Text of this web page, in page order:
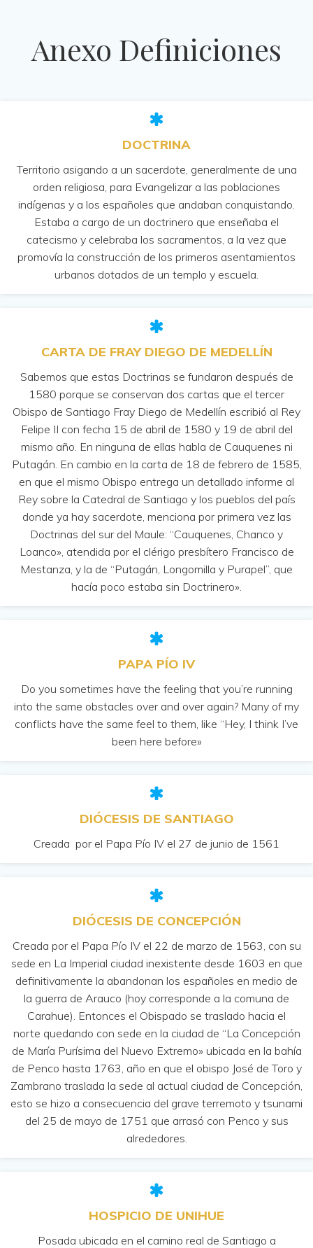
Anexo Definiciones
DOCTRINA
Territorio asigando a un sacerdote, generalmente de una
orden religiosa, para Evangelizar a las poblaciones
indígenas y a los españoles que andaban conquistando.
Estaba a cargo de un doctrinero que enseñaba el
catecismo y celebraba los sacramentos, a la vez que
promovía la construcción de los primeros asentamientos
urbanos dotados de un templo y escuela.
CARTA DE FRAY DIEGO DE MEDELLÍN
Sabemos que estas Doctrinas se fundaron después de
1580 porque se conservan dos cartas que el tercer
Obispo de Santiago Fray Diego de Medellín escribió al Rey
Felipe II con fecha 15 de abril de 1580 y 19 de abril del
mismo año. En ninguna de ellas habla de Cauquenes ni
Putagán. En cambio en la carta de 18 de febrero de 1585,
en que el mismo Obispo entrega un detallado informe al
Rey sobre la Catedral de Santiago y los pueblos del país
donde ya hay sacerdote, menciona por primera vez las
Doctrinas del sur del Maule: “Cauquenes, Chanco y
Loanco», atendida por el clérigo presbítero Francisco de
Mestanza, y la de “Putagán, Longomilla y Purapel”, que
hacía poco estaba sin Doctrinero».
PAPA PÍO IV
Do you sometimes have the feeling that you’re running
into the same obstacles over and over again? Many of my
conflicts have the same feel to them, like “Hey, I think I’ve
been here before»
DIÓCESIS DE SANTIAGO
Creada por el Papa Pío IV el 27 de junio de 1561
DIÓCESIS DE CONCEPCIÓN
Creada por el Papa Pío IV el 22 de marzo de 1563, con su
sede en La Imperial ciudad inexistente desde 1603 en que
definitivamente la abandonan los españoles en medio de
la guerra de Arauco (hoy corresponde a la comuna de
Carahue). Entonces el Obispado se traslado hacia el
norte quedando con sede en la ciudad de “La Concepción
de María Purísima del Nuevo Extremo» ubicada en la bahía
de Penco hasta 1763, año en que el obispo José de Toro y
Zambrano traslada la sede al actual ciudad de Concepción,
esto se hizo a consecuencia del grave terremoto y tsunami
del 25 de mayo de 1751 que arrasó con Penco y sus
alrededores.
HOSPICIO DE UNIHUE
Posada ubicada en el camino real de Santiago a